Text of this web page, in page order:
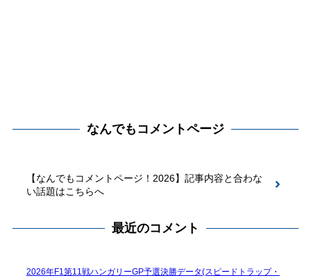
なんでもコメントページ
【なんでもコメントページ！2026】記事内容と合わな
い話題はこちらへ
最近のコメント
2026年F1第11戦ハンガリーGP予選決勝データ(スピードトラップ・